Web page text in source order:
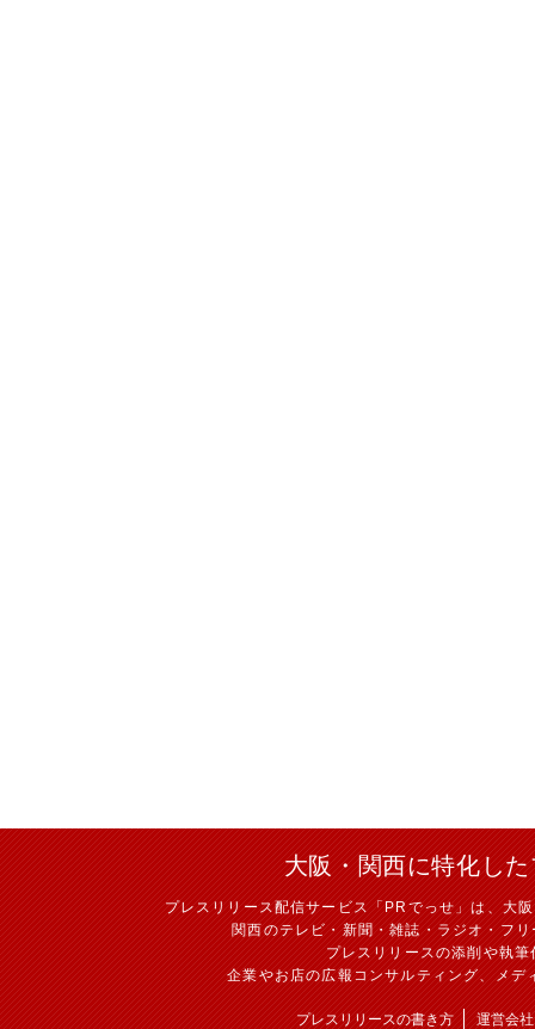
大阪・関西に特化し
プレスリリース配信サービス「PRでっせ」は、大
関西のテレビ・新聞・雑誌・ラジオ・フ
プレスリリースの添削や執
企業やお店の広報コンサルティング、メ
プレスリリースの書き方 運営会